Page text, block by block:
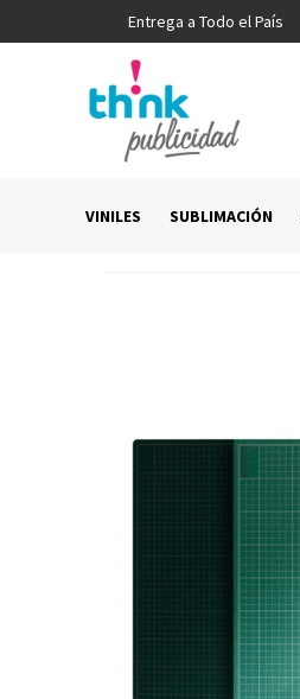
Entrega a Todo el País
Promo Think
VINILES SUBLIMACIÓN